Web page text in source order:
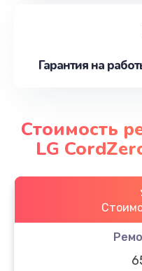
Гарантия на
Стоимость
LG